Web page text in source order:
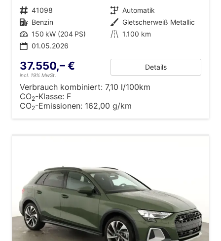
Fahrzeugnr. 41098 Getriebe Automatik
Kraftstoff Benzin Außenfarbe Gletscherweiß Metallic
Leistung 150 kW (204 PS) Kilometerstand 1.100 km
01.05.2026
37.550,– €
incl. 19% MwSt.
Details
Verbrauch kombiniert: 7,10 l/100km
CO2-Klasse: F
CO2-Emissionen: 162,00 g/km